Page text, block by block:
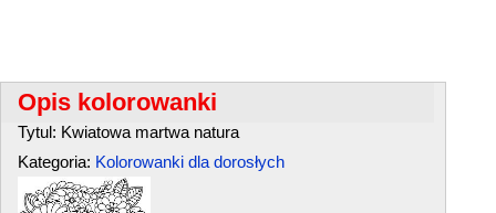
Opis kolorowanki
Tytul: Kwiatowa martwa natura
Kategoria: Kolorowanki dla dorosłych